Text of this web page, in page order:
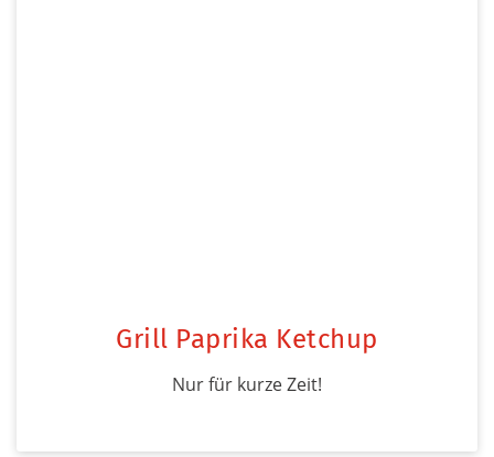
Grill Paprika Ketchup
Nur für kurze Zeit!